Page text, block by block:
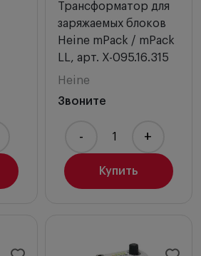
Трансформатор для
заряжаемых блоков
Heine mPack / mPack
LL, арт. X-095.16.315
Heine
Звоните
Купить
- +